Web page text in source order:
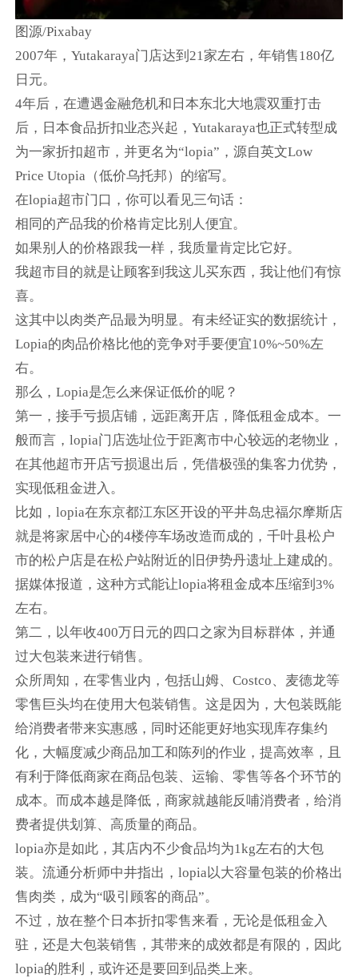
图源/Pixabay
2007年，Yutakaraya门店达到21家左右，年销售180亿
日元。
4年后，在遭遇金融危机和日本东北大地震双重打击
后，日本食品折扣业态兴起，Yutakaraya也正式转型成
为一家折扣超市，并更名为“lopia”，源自英文Low
Price Utopia（低价乌托邦）的缩写。
在lopia超市门口，你可以看见三句话：
相同的产品我的价格肯定比别人便宜。
如果别人的价格跟我一样，我质量肯定比它好。
我超市目的就是让顾客到我这儿买东西，我让他们有惊
喜。
这其中以肉类产品最为明显。有未经证实的数据统计，
Lopia的肉品价格比他的竞争对手要便宜10%~50%左
右。
那么，Lopia是怎么来保证低价的呢？
第一，接手亏损店铺，远距离开店，降低租金成本。一
般而言，lopia门店选址位于距离市中心较远的老物业，
在其他超市开店亏损退出后，凭借极强的集客力优势，
实现低租金进入。
比如，lopia在东京都江东区开设的平井岛忠福尔摩斯店
就是将家居中心的4楼停车场改造而成的，千叶县松户
市的松户店是在松户站附近的旧伊势丹遗址上建成的。
据媒体报道，这种方式能让lopia将租金成本压缩到3%
左右。
第二，以年收400万日元的四口之家为目标群体，并通
过大包装来进行销售。
众所周知，在零售业内，包括山姆、Costco、麦德龙等
零售巨头均在使用大包装销售。这是因为，大包装既能
给消费者带来实惠感，同时还能更好地实现库存集约
化，大幅度减少商品加工和陈列的作业，提高效率，且
有利于降低商家在商品包装、运输、零售等各个环节的
成本。而成本越是降低，商家就越能反哺消费者，给消
费者提供划算、高质量的商品。
lopia亦是如此，其店内不少食品均为1kg左右的大包
装。流通分析师中井指出，lopia以大容量包装的价格出
售肉类，成为“吸引顾客的商品”。
不过，放在整个日本折扣零售来看，无论是低租金入
驻，还是大包装销售，其带来的成效都是有限的，因此
lopia的胜利，或许还是要回到品类上来。